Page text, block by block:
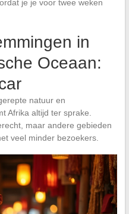
je je voor twee weken
in
Oceaan:
natuur en
Afrika altijd ter sprake.
maar andere gebieden
veel minder bezoekers.